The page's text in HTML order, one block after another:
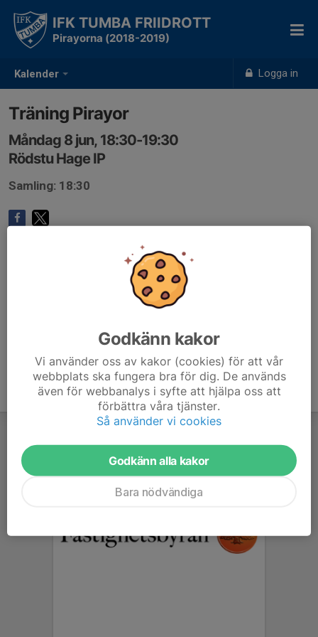
Kalender Logga in
IFK TUMBA FRIIDROTT
Pirayorna (2018-2019)
Träning Pirayor
Måndag 8 jun, 18:30-19:30
Rödstu Hage IP
Samling: 18:30
Godkänn kakor
Vi använder oss av kakor (cookies) för att vår
webbplats ska fungera bra för dig. De används
även för webbanalys i syfte att hjälpa oss att
förbättra våra tjänster.
Så använder vi cookies
Godkänn alla kakor
Bara nödvändiga